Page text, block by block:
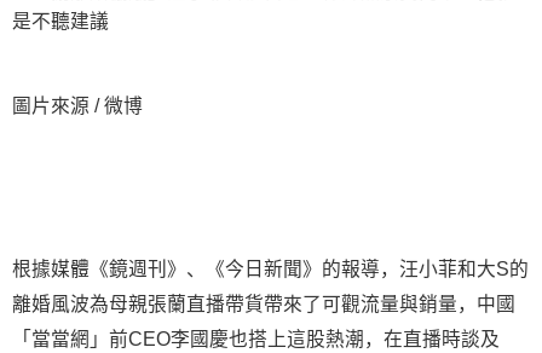
圖片來源 / 微博
根據媒體《鏡週刊》、《今日新聞》的報導，汪小菲和大S的
離婚風波為母親張蘭直播帶貨帶來了可觀流量與銷量，中國
「當當網」前CEO李國慶也搭上這股熱潮，在直播時談及